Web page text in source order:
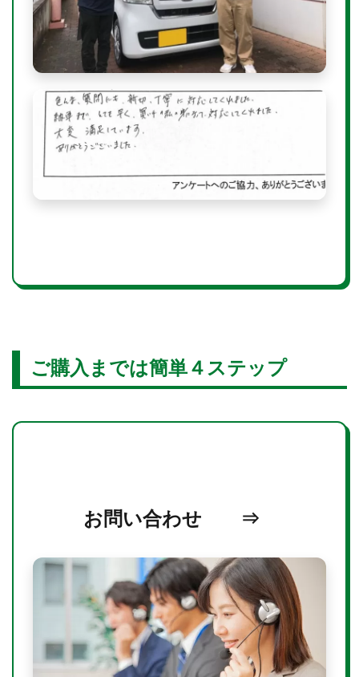
ご購入までは簡単４ステップ
お問い合わせ ⇒